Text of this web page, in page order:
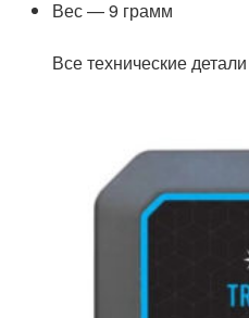
Вес — 9 грамм
Все технические